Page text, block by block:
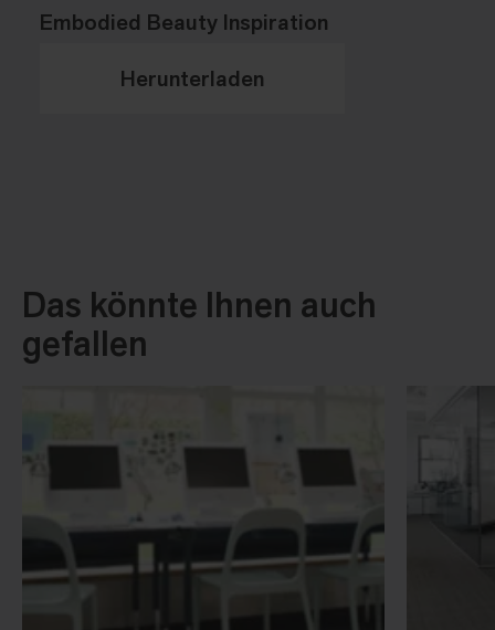
Embodied Beauty Inspiration
Herunterladen
Das könnte Ihnen auch
gefallen